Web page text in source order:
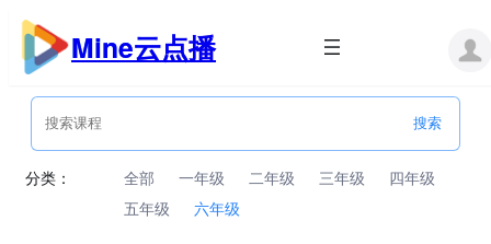
跳
内
Mine云点播
分类： 全部 一年级 二年级 三年级
四年级
五年级
六年级